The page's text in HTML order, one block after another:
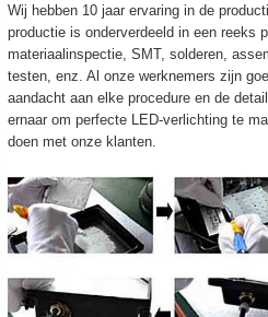
Wij hebben 10 jaar ervaring in de
productie is onderverdeeld in een reeks
materiaalinspectie, SMT, solderen,
testen, enz. Al onze werknemers zijn
aandacht aan elke procedure en de
ernaar om perfecte LED-verlichting te
doen met onze klanten.